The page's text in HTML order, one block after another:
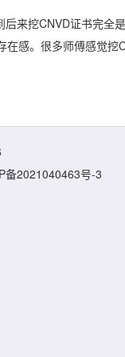
来挖CNVD证书完全
在感。很多师傅感觉挖
备2021040463号-3